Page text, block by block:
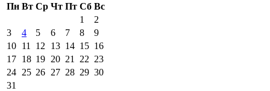
Пн Вт Ср Чт Пт Сб Вс
1
2
3
4 5 6 7 8
9
10 11 12 13 14 15 16
17 18 19 20 21 22 23
24 25 26 27 28 29 30
31